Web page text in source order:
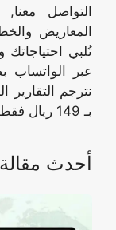
التواصل
المعاريض
تُلبي
نترجم التقارير
بـ 149 ريال فقط.
أحدث مقالة